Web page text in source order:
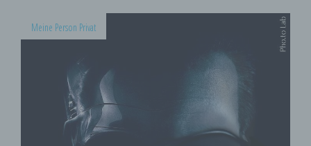
Meine Person Privat